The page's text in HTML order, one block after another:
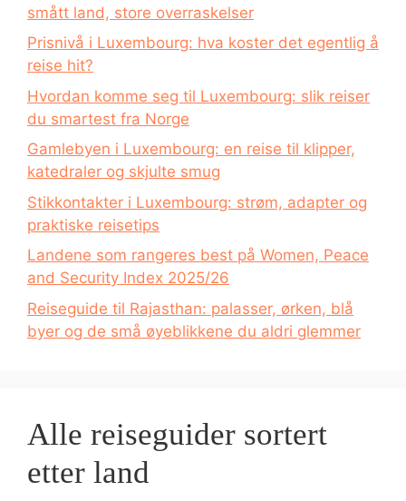
smått land, store overraskelser
Prisnivå i Luxembourg: hva koster det egentlig å
reise hit?
Hvordan komme seg til Luxembourg: slik reiser
du smartest fra Norge
Gamlebyen i Luxembourg: en reise til klipper,
katedraler og skjulte smug
Stikkontakter i Luxembourg: strøm, adapter og
praktiske reisetips
Landene som rangeres best på Women, Peace
and Security Index 2025/26
Reiseguide til Rajasthan: palasser, ørken, blå
byer og de små øyeblikkene du aldri glemmer
Alle reiseguider sortert
etter land